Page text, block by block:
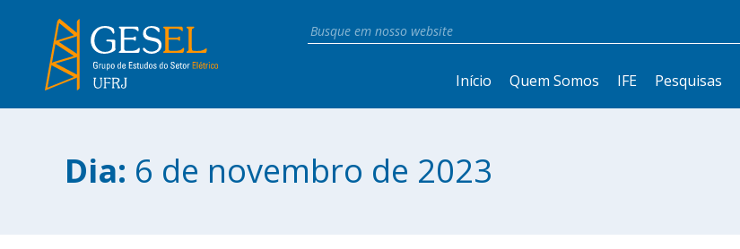
Início Quem Somos IFE Pesquisas
Dia: 6 de novembro de 2023